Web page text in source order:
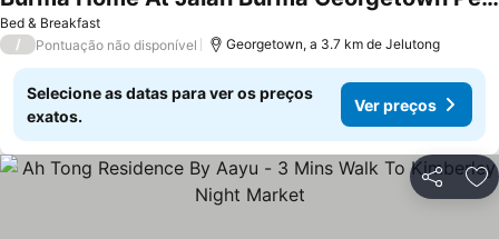
Bed & Breakfast
Ver preços
/ Pontuação não disponível Georgetown, a 3.7 km de Jelutong
Selecione as datas para ver os preços
exatos.
Ver preços
Partilhar